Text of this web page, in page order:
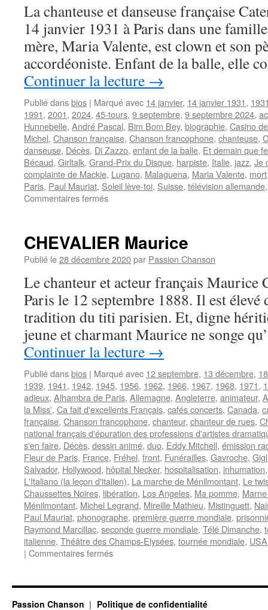
La chanteuse et danseuse française
14 janvier 1931 à Paris dans une
mère, Maria Valente, est clown et son
accordéoniste. Enfant de la balle, elle
Continuer la lecture →
Publié dansbios | Marqué avec 14 janvier, 14 janvier 1931,
1991, 2001, 2024, 45-tours, 9 septembre, 9 septembre 2024,
Hunnebelle, André Pascal, Bim Bom Bey, biographie, Casino
Michel, Chanson française, Chanson francophone, chanteuse,
danseuse, Décès, Di Zazzo, enfant de la balle, Et demain que
Bécaud, Girltalk, Grand-Prix du Disque, harpiste, Italie, jazz, Je
complainte de Mackie, Lugano, Malaguena, Maria Valente, mort
Paris, Paul Mauriat, Soleil lève-toi, Suisse, télévision allemande
Commentaires ferméssur
CHEVALIER Maurice
Publié le28 décembre 2020par Passion Chanson
Le chanteur et acteur français
Paris le 12 septembre 1888. Il est élevé
tradition du titi parisien. Et, digne
jeune et charmant Maurice ne songe
Continuer la lecture →
Publié dansbios | Marqué avec 12 septembre, 13 décembre,
1939, 1941, 1942, 1945, 1956, 1962, 1966, 1967, 1968, 1971,
adieux, Alhambra de Paris, Allemagne, Angleterre, animateur,
la Miss', Ca fait d'excellents Français, cafés concerts, Canada,
française, Chanson francophone, chanteur, chanteur de rues,
national français d'épuration des professions d'artistes
s'en faire, Décès, dessin animé, duo, Eddy Mitchell, émission
Fleur de Paris, France, Fréhel, front, Funérailles, Gavroche,
Salvador, Hollywood, hôpital Necker, hospitalisation, inhumation
L'Italiano (la leçon d'italien), La marche de Ménilmontant, Le
Chaussettes Noires, libération, Los Angeles, Ma pomme,
Ménilmontant, Michel Legrand, Mireille Mathieu, Mistinguett,
Paul Mauriat, phonographe, première guerre mondiale,
Raymond Marcillac, seconde guerre mondiale, Télé Dimanche,
italienne, Théâtre des Champs-Elysées, tournée mondiale, USA
| Commentaires ferméssur
Passion Chanson Politique de confidentialité